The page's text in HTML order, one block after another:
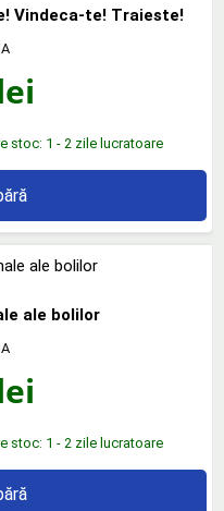
Vindeca-te! Traieste!
stoc: 1 - 2 zile lucratoare
ale bolilor
stoc: 1 - 2 zile lucratoare